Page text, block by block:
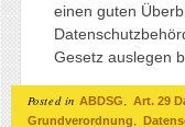
einen guten
Gesetz auslegen
Posted in ABDSG, Art. 29
Grundverordnung,